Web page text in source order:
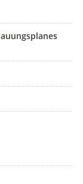
(BauGB)
zurzeit
für
14. Juli 1994
öffentlich
Begründung
52-58,
Über
auf